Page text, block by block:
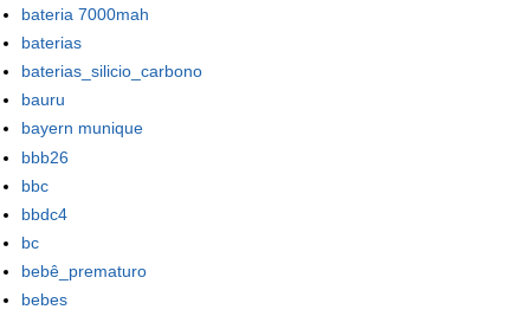
bateria 7000mah
baterias
baterias_silicio_carbono
bauru
bayern munique
bbb26
bbc
bbdc4
bc
bebê_prematuro
bebes